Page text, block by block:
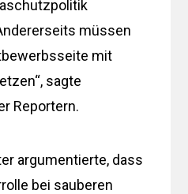
müssen
mit
sagte
Reportern.
argumentierte, dass
bei sauberen